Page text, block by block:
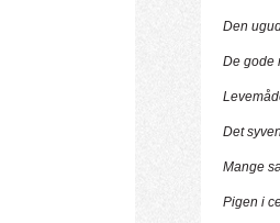
Den
De gode
Det
Mange
Pigen i